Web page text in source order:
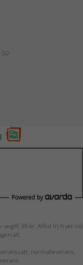
50
avgift 39 kr. Alltid fri frakt vid
normalleverans,